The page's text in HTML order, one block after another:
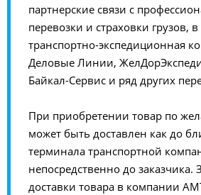
партнерские связи с
перевозки и страховки грузов,
транспортно-экспедиционная
Деловые Линии,
Байкал-Сервис и ряд других
При приобретении товар по
может быть доставлен как до
терминала транспортной
непосредственно до заказчика.
доставки товара в компании